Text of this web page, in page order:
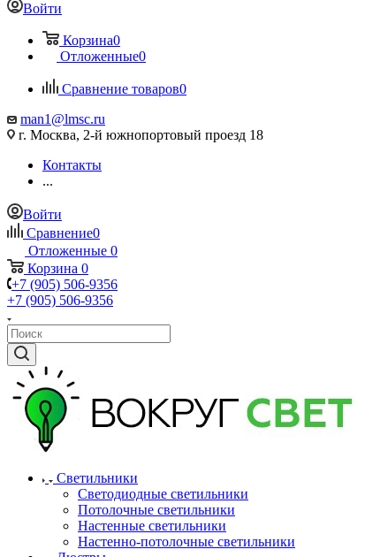
Войти
Корзина0
Отложенные0
Сравнение товаров0
man1@lmsc.ru
г. Москва, 2-й южнопортовый проезд 18
Контакты
...
Войти
Сравнение0
Отложенные 0
Корзина 0
+7 (905) 506-9356
+7 (905) 506-9356
Светильники
Светодиодные светильники
Потолочные светильники
Настенные светильники
Настенно-потолочные светильники